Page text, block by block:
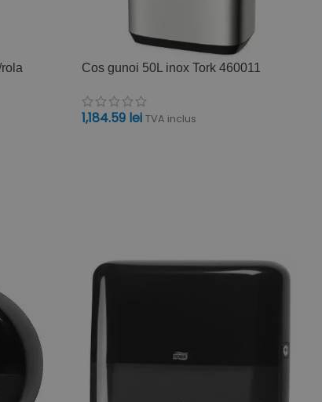
Cos gunoi 50L inox Tork 460011
1,184.59 lei TVA inclus